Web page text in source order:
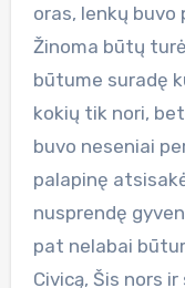
oras, lenkų buvo
Žinoma būtų
būtume suradę
kokių tik nori,
buvo neseniai
palapinę
nusprendę
pat nelabai
Civicą, Šis nors